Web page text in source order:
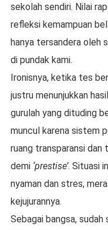
sekolah sendiri. Nilai
refleksi kemampuan
hanya tersandera oleh
di pundak kami.
Ironisnya, ketika tes
justru menunjukkan
gurulah yang dituding
muncul karena sistem
ruang transparansi dan
demi ‘prestise’. Situasi
nyaman dan stres,
kejujurannya.
Sebagai bangsa,